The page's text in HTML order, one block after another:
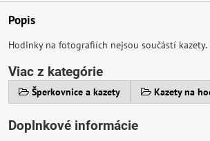
Popis
Hodinky na fotografiích nejsou součástí kazety.
Viac z kategórie
Šperkovnice a kazety Kazety na
Doplnkové informácie